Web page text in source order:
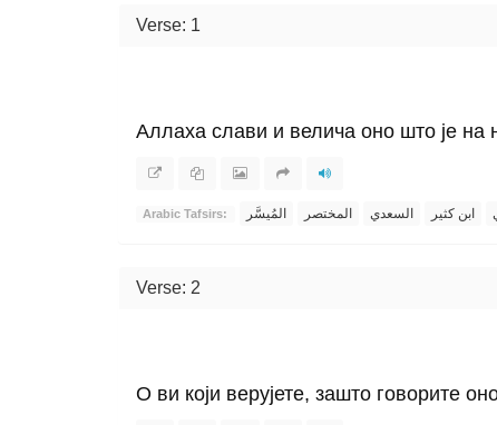
Verse: 1
Аллаха слави и велича оно што је
Arabic Tafsirs: المُيسَّر المختصر السعدي ابن كثير
Verse: 2
О ви који верујете, зашто говорите